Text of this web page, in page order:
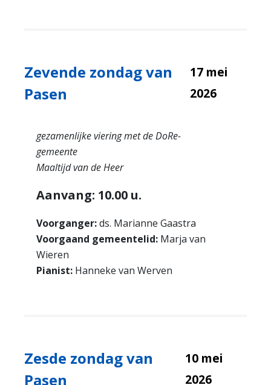
Zevende zondag van
Pasen
17 mei
2026
gezamenlijke viering met de DoRe-
gemeente
Maaltijd van de Heer
Aanvang: 10.00 u.
Voorganger:ds. Marianne Gaastra
Voorgaand gemeentelid: Marja van
Wieren
Pianist: Hanneke van Werven
Zesde zondag van
Pasen
10 mei
2026